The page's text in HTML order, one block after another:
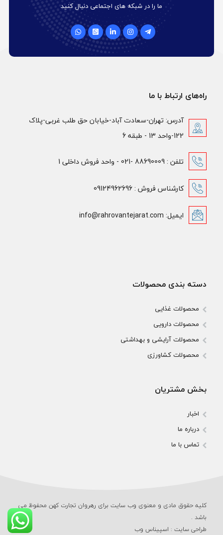
ما را در شبکه های اجتماعی دنبال کنید
راه‌های ارتباط با ما
آدرس: تهران-سعادت آباد-خیابان حق طلب غربی-پلاک
122-واحد 13 - طبقه 6
تلفن : 88690009 -021 - واحد فروش داخلی 1
کارشناس فروش : 09124962696
ایمیل: info@rahrovantejarat.com
دسته بندی محصولات
محصولات غذایی
محصولات دارویی
محصولات آرایشی و بهداشتی
محصولات کشاورزی
بخش مشتریان
اخبار
درباره ما
تماس با ما
کلیه حقوق مادی و معنوی وب‌ سایت برای رهروان تجارت کهن محفوظ می‌
باشد .
طراحی سایت: اسپیناس وب